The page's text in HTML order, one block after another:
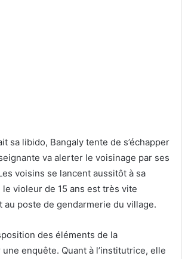
sa libido, Bangaly tente de s’échapper
va alerter le voisinage par ses
voisins se lancent aussitôt à sa
violeur de 15 ans est très vite
au poste de gendarmerie du village.
des éléments de la
enquête. Quant à l’institutrice, elle